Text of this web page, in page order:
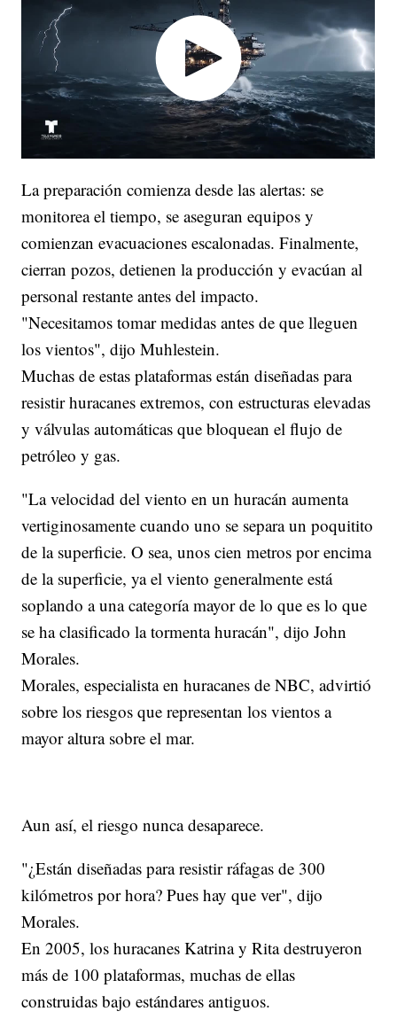
La preparación comienza desde las alertas: se
monitorea el tiempo, se aseguran equipos y
comienzan evacuaciones escalonadas. Finalmente,
cierran pozos, detienen la producción y evacúan al
personal restante antes del impacto.
"Necesitamos tomar medidas antes de que lleguen
los vientos", dijo Muhlestein.
Muchas de estas plataformas están diseñadas para
resistir huracanes extremos, con estructuras elevadas
y válvulas automáticas que bloquean el flujo de
petróleo y gas.
"La velocidad del viento en un huracán aumenta
vertiginosamente cuando uno se separa un poquitito
de la superficie. O sea, unos cien metros por encima
de la superficie, ya el viento generalmente está
soplando a una categoría mayor de lo que es lo que
se ha clasificado la tormenta huracán", dijo John
Morales.
Morales, especialista en huracanes de NBC, advirtió
sobre los riesgos que representan los vientos a
mayor altura sobre el mar.
Aun así, el riesgo nunca desaparece.
"¿Están diseñadas para resistir ráfagas de 300
kilómetros por hora? Pues hay que ver", dijo
Morales.
En 2005, los huracanes Katrina y Rita destruyeron
más de 100 plataformas, muchas de ellas
construidas bajo estándares antiguos.